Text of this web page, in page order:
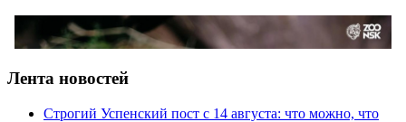
Лента новостей
Строгий Успенский пост с 14 августа: что можно, что